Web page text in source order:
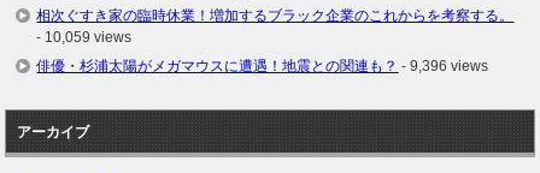
相次ぐすき家の臨時休業！増加するブラック企業のこれからを考察する。
- 10,059 views
俳優・杉浦太陽がメガマウスに遭遇！地震との関連も？ - 9,396 views
アーカイブ